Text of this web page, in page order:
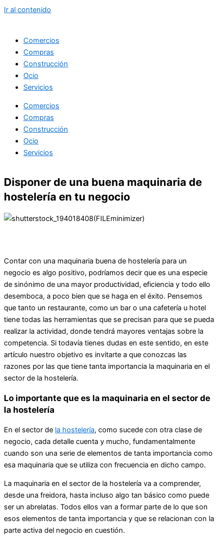
Ir al contenido
Comercios
Compras
Construcción
Ocio
Servicios
Comercios
Compras
Construcción
Ocio
Servicios
Disponer de una buena maquinaria de
hostelería en tu negocio
Contar con una maquinaria buena de hostelería para un
negocio es algo positivo, podríamos decir que es una especie
de sinónimo de una mayor productividad, eficiencia y todo ello
desemboca, a poco bien que se haga en el éxito. Pensemos
que tanto un restaurante, como un bar o una cafetería u hotel
tiene todas las herramientas que se precisan para que se pueda
realizar la actividad, donde tendrá mayores ventajas sobre la
competencia. Si todavía tienes dudas en este sentido, en este
artículo nuestro objetivo es invitarte a que conozcas las
razones por las que tiene tanta importancia la maquinaria en el
sector de la hostelería.
Lo importante que es la maquinaria en el sector de
la hostelería
En el sector de la hostelería, como sucede con otra clase de
negocio, cada detalle cuenta y mucho, fundamentalmente
cuando son una serie de elementos de tanta importancia como
esa maquinaria que se utiliza con frecuencia en dicho campo.
La maquinaria en el sector de la hostelería va a comprender,
desde una freidora, hasta incluso algo tan básico como puede
ser un abrelatas. Todos ellos van a formar parte de lo que son
esos elementos de tanta importancia y que se relacionan con la
parte activa del negocio en cuestión.